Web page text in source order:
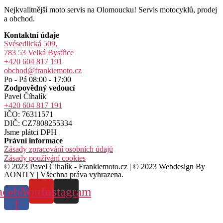
Nejkvalitnější moto servis na Olomoucku! Servis motocyklů, prodej
a obchod.
Kontaktní údaje
Svésedlická 509,
783 53 Velká Bystřice
+420 604 817 191
obchod@frankiemoto.cz
Po - Pá 08:00 - 17:00
Zodpovědný vedoucí
Pavel Číhalík
+420 604 817 191
IČO: 76311571
DIČ: CZ7808255334
Jsme plátci DPH
Právní informace
Zásady zpracování osobních údajů
Zásady používání cookies
© 2023 Pavel Čihalík - Frankiemoto.cz | © 2023 Webdesign By
AONITY | Všechna práva vyhrazena.
f
YoutubeInstagram